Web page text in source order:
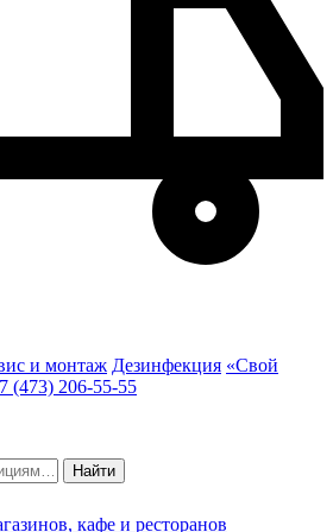
и монтаж Дезинфекция «Свой
(473) 206-55-55
Найти